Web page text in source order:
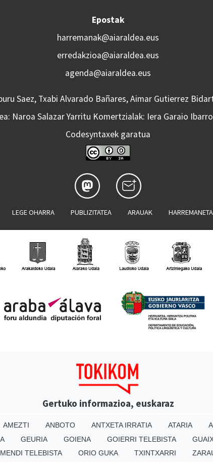
Epostak
harremanak@aiaraldea.eus
erredakzioa@aiaraldea.eus
agenda@aiaraldea.eus
Saez, Txabi Alvarado Bañares, Aimar Gutierrez
Naroa Salazar Yarritu Komertzialak: Iera Garaio
Codesyntaxek garatua
LEGE OHARRA PUBLIZITATEA ARAUAK
Gertuko informazioa, euskaraz
AMEZTI ANBOTO ANTXETA IRRATIA ATARIA
GEURIA GOIENA GOIERRI TELEBISTA
TELEBISTA ORIO GUKA TXINTXARRI